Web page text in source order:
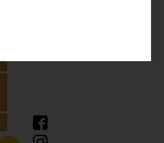
pre dvojradové korčule